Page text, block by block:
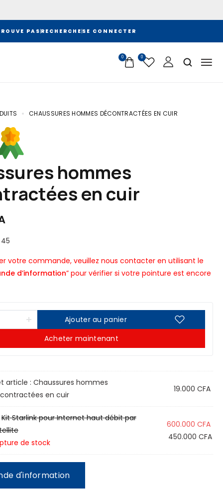
PASRECHERCHESE CONNECTER
0 0
CHAUSSURES HOMMES DÉCONTRACTÉES EN CUIR
en cuir
votre commande, veuillez nous contacter en utilisant le
d’information” pour vérifier si votre pointure est encore
Ajouter au panier
Acheter maintenant
article : Chaussures hommes
en cuir
19.000 CFA
Kit Starlink pour Internet haut débit par
de stock
600.000 CFA
450.000 CFA
d'information